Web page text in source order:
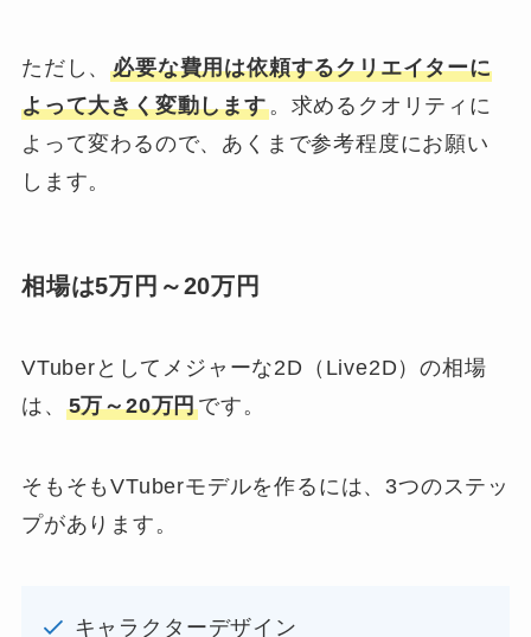
ただし、必要な費用は依頼するクリエイターに
よって大きく変動します。求めるクオリティに
よって変わるので、あくまで参考程度にお願い
します。
相場は5万円～20万円
VTuberとしてメジャーな2D（Live2D）の相場
は、 5万～20万円です。
そもそもVTuberモデルを作るには、3つのステッ
プがあります。
キャラクターデザイン